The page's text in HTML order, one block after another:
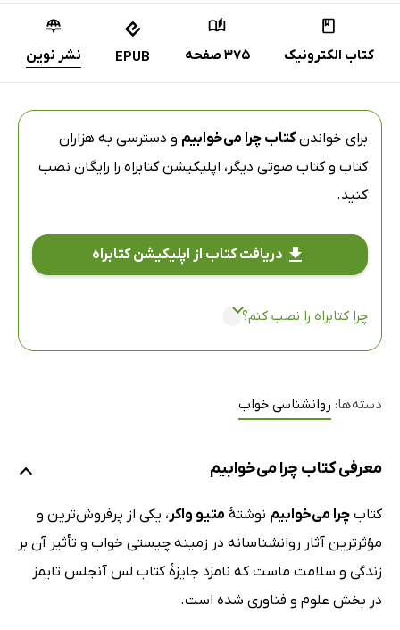
کتاب الکترونیک 375 صفحه EPUB نشر نوین
برای خواندنکتاب چرا می‌خوابیم و دسترسی به هزاران
کتاب و کتاب صوتی دیگر، اپلیکیشن کتابراه را رایگان نصب
کنید.
دریافت کتاب از اپلیکیشن کتابراه
چرا کتابراه را نصب کنم؟
دسته‌ها: روانشناسی خواب
معرفی کتاب چرا می‌خوابیم
کتاب چرا می‌خوابیم نوشتۀ متیو واکر، یکی از پرفروش‌ترین و
مؤثرترین آثار روانشناسانه در زمینه چیستی خواب و تأثیر آن بر
زندگی و سلامت ماست که نامزد جایزۀ کتاب لس آنجلس تایمز
در بخش علوم و فناوری شده است.